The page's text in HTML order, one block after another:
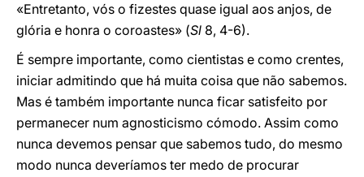
«Entretanto, vós o fizestes quase igual aos anjos, de
glória e honra o coroastes» (Sl 8, 4-6).
É sempre importante, como cientistas e como crentes,
iniciar admitindo que há muita coisa que não sabemos.
Mas é também importante nunca ficar satisfeito por
permanecer num agnosticismo cómodo. Assim como
nunca devemos pensar que sabemos tudo, do mesmo
modo nunca deveríamos ter medo de procurar